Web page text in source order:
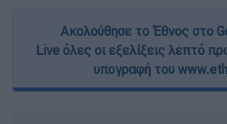
Ακολούθησε το Έθνος στο
Live όλες οι εξελίξεις λεπτό
υπογραφή του